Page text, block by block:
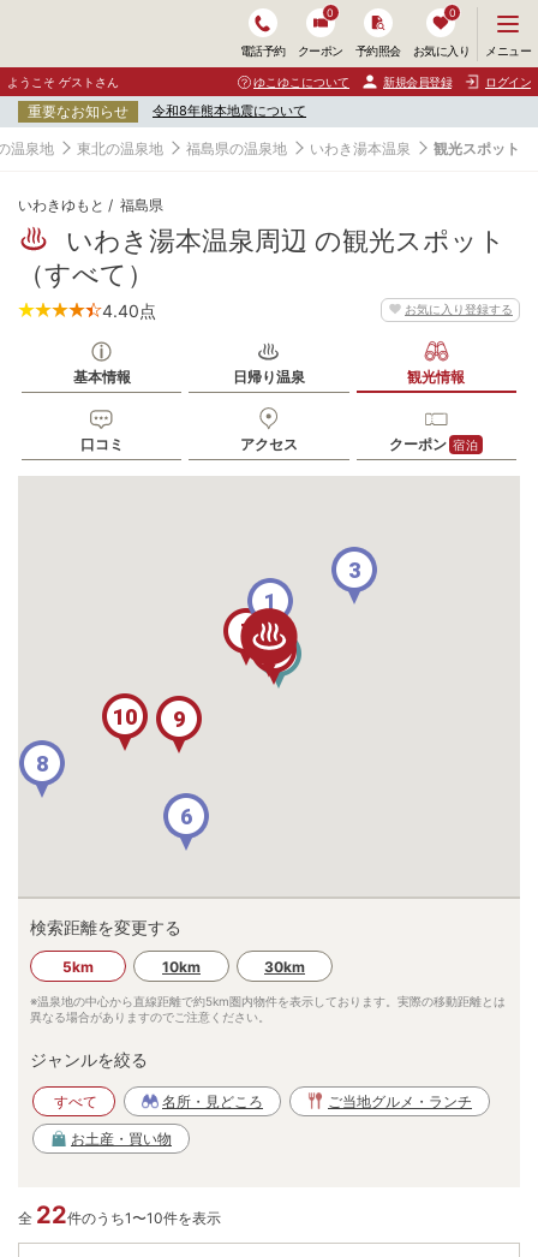
電話予約 クーポン
0
予約照会 お気に入り
0
ニ
ュ
ー
開
く
メニュー
ようこそ ゲストさん ゆこゆこについて 新規会員登録 ログイン
重要なお知らせ 令和8年熊本地震について
温泉地 東北の温泉地 福島県の温泉地 いわき湯本温泉 観光スポット
いわきゆもと 福島県
いわき湯本温泉周辺 の観光スポット
（すべて）
お気に入り登録する
4.40点
基本情報 日帰り温泉 観光情報
口コミ アクセス クーポン 宿泊
4
7
9
10
5
1
2
3
6
8
検索距離を変更する
5km 10km 30km
※温泉地の中心から直線距離で約5km圏内物件を表示しております。実際の移動距離とは
異なる場合がありますのでご注意ください。
ジャンルを絞る
すべて 名所・見どころ ご当地グルメ・ランチ
お土産・買い物
全 22件のうち1〜10件を表示